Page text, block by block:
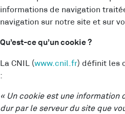
informations de navigation
navigation sur notre site et sur
Qu’est-ce qu’un cookie ?
La CNIL (www.cnil.fr) définit les
:
« Un cookie est une information
dur par le serveur du site que